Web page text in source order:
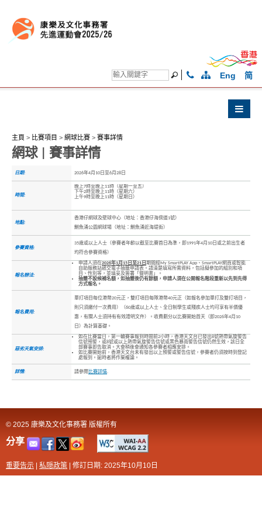
Eng 简
主頁 > 比賽項目 > 網球比賽 > 賽事詳情
網球 | 賽事詳情
日期: 2026年4月10日至6月28日
時間:
晚上7時至晚上11時（星期一至五）
下午2時至晚上11時（星期六）
上午9時至晚上11時（星期日）
地點:
香港仔網球及壁球中心（地址：香港仔海傍道1號）
鰂魚涌公園網球場（地址：鰂魚涌近海堤街）
參賽資格:
35歲或以上人士（參賽者年齡以截至比賽首日為準，即1991年4月10日或之前出生者
均符合參賽資格）
報名辦法:
申請人須在2026年1月15日至21日 期間經My SmartPLAY App、SmartPLAY網頁或智能
自助服務站遞交電子抽籤申請表。請清楚填寫所需資料，包括擬參加的組別和項
目、性別等，並填妥及簽署「聲明書」。
抽籤不設候補名額，如抽籤後仍有餘額，申請人須在公開報名階段重新以先到先得
方式報名。
報名費用:
單打項目每位港幣20元正，雙打項目每隊港幣40元正（如報名參加單打及雙打項目，
則只須繳付一次費用）（60歲或以上人士、全日制學生或殘疾人士均可享有半價優
惠，有關人士須持有有效證明文件）。收費劃分以比賽開始首天（即2026年4月10
日）為計算基礎。
惡劣天氣安排:
如在比賽當日，第一輪賽事報到時間前2小時，香港天文台已發出8號熱帶氣旋警告
信號預警，或8號或以上熱帶氣旋警告信號或黑色暴雨警告信號仍然生效，該日全
部賽事即告取消。大會稍後會通知各參賽者相應安排。
如比賽開始前，香港天文台未有發出以上預警或警告信號，參賽者仍須按時到登記
處報到。逾時者將作棄權論。
詳情: 請參閱 比賽詳情
© 2025 康樂及文化事務署 版權所有
分享
重要告示 私隠政策 修訂日期: 2025年10月10日